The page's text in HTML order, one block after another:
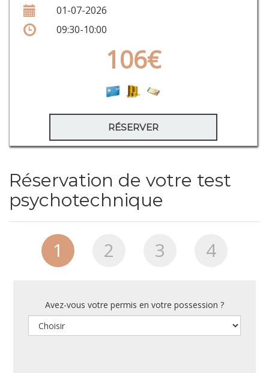
01-07-2026
09:30-10:00
106€
RÉSERVER
Réservation de votre test
psychotechnique
1 2 3 4
Avez-vous votre permis en votre possession ?